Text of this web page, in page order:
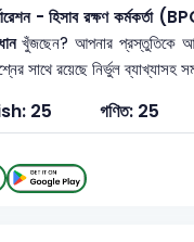
- হিসাব রক্ষণ
খুঁজছেন? আপনার প্রস্তুতিকে
সাথে রয়েছে নির্ভুল ব্যাখ্যাসহ
25 গণিত: 25